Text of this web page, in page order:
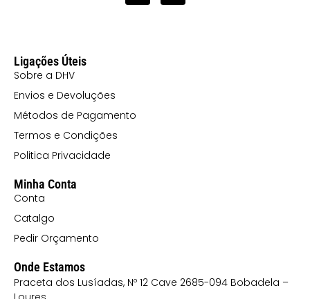
Ligações Úteis
Sobre a DHV
Envios e Devoluções
Métodos de Pagamento
Termos e Condições
Politica Privacidade
Minha Conta
Conta
Catalgo
Pedir Orçamento
Onde Estamos
Praceta dos Lusíadas, Nº 12 Cave 2685-094 Bobadela –